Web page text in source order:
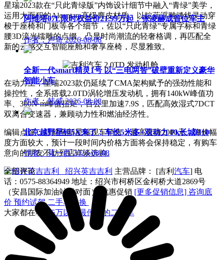
星瑞2023款在“只此青绿版”内饰设计细节中融入“青绿”美学，
运用大面积的Alcantara高级麂皮材质，以靛蓝浮雕缝线灵动穿
梭于座椅和门板等各个细节，佐以“只此青绿”专属字标和青绿
腰3D流光镭雕的点缀，凸显时尚潮流的轻奢格调，再匹配全
新的云感交互智能座舱和奢享座椅，尽显雅致。
在动力上，星瑞2023款仍延续了CMA架构赋予的强劲性能和
操控性，全系搭载2.0TD涡轮增压发动机，拥有140kW峰值功
率、300N·m峰值扭矩，百公里加速7.9S，匹配高效湿式7DCT
双离合变速器，兼顾动力性和燃油经济性。
编辑点评：目前全新星瑞现车销售，最高直降2000元，降价幅
度方面较大，预计一段时间内价格方面将会保持稳定，有购车
意向的朋友不妨到店详谈选购。
绍兴英吉吉利 主营品牌： [吉利 汽车] 电
话： 0575-88364949 地址： 绍兴市柯桥区金柯桥大道2869号
（安昌国际加油站斜对面）
优惠促销 [更多促销信息] 咨询底
价 预约试驾二手车置换
大家都在看：5万以内最便宜的二手车
阿维塔07L限时权益价21.99万起，张凌赫成首位车主
作者：卢奇 2026-08-08
全新一代smart精灵1号 以“三电两智”破壁重新定义豪华
智能小车
作者：韩威 2026-08-08
北京越野星钽5X来了：车长5米多+双动力 Pk长城H10
作者：莫一西 2026-08-08
全部评论